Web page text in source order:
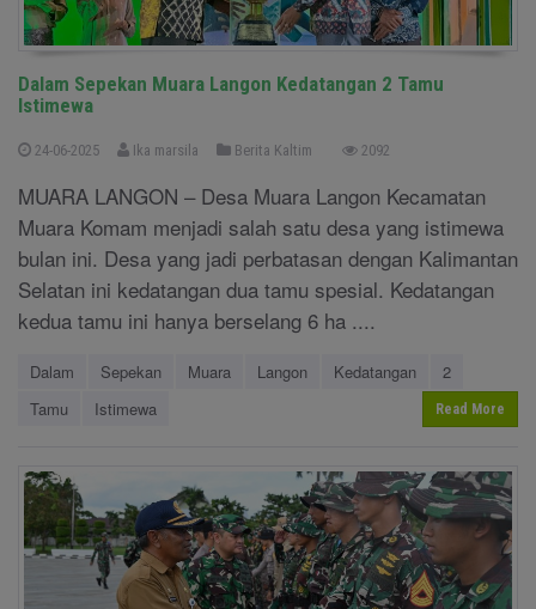
Dalam Sepekan Muara Langon Kedatangan 2 Tamu
Istimewa
24-06-2025 Ika marsila Berita Kaltim 2092
MUARA LANGON – Desa Muara Langon Kecamatan
Muara Komam menjadi salah satu desa yang istimewa
bulan ini. Desa yang jadi perbatasan dengan Kalimantan
Selatan ini kedatangan dua tamu spesial. Kedatangan
kedua tamu ini hanya berselang 6 ha ....
Dalam Sepekan Muara Langon Kedatangan
2
Tamu
Istimewa Read More